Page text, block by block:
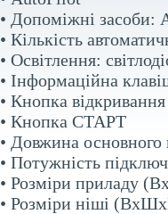
• Допоміжні засоби:
• Кількість
• Освітлення:
• Інформаційна
• Кнопка
• Кнопка СТАРТ
• Довжина основного
• Потужність
• Розміри приладу
• Розміри ніші